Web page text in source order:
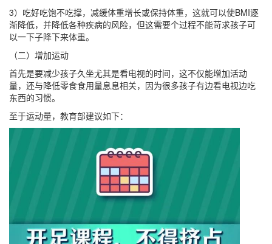
3）吃好吃饱不吃撑，减缓体重增长或保持体重，这就可以使BMI逐
渐降低，并降低各种疾病的风险，但这需要个过程不能苛求孩子可
以一下子降下来体重。
（二）增加运动
首先是要减少孩子久坐尤其是看电视的时间，这不仅能增加活动
量，还与降低零食食用量息息相关，因为很多孩子有边看电视边吃
东西的习惯。
至于运动量，教育部建议如下：